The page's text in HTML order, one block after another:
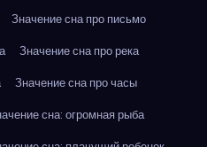
Значение сна про письмо
Значение сна про река
Значение сна про часы
сна: огромная рыба